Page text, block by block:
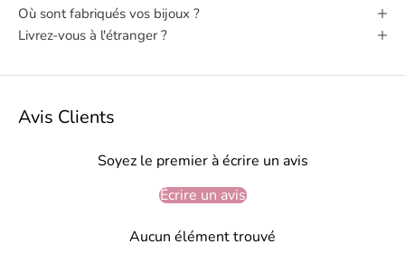
Où sont fabriqués vos bijoux ?
Livrez-vous à l'étranger ?
Avis Clients
Soyez le premier à écrire un avis
Écrire un avis
Aucun élément trouvé